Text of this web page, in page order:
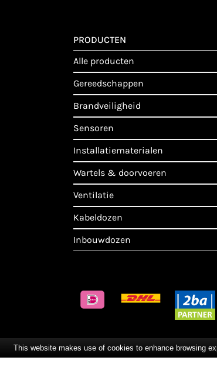
PRODUCTEN
alle producten
gereedschappen
brandveiligheid
sensoren
installatiematerialen
wartels & doorvoeren
ventilatie
kabeldozen
inbouwdozen
This website makes use of cookies to enhance browsing